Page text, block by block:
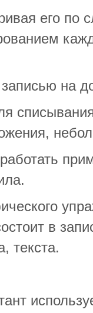
его по
на
в
текста.